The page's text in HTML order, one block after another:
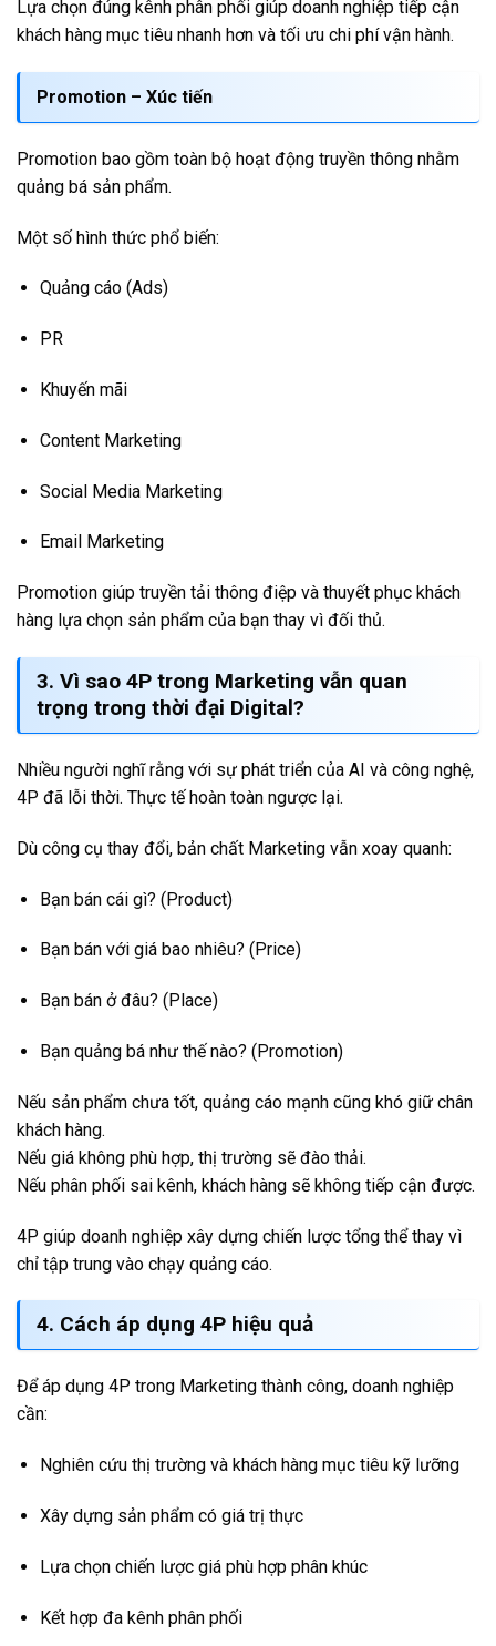
Lựa chọn đúng kênh phân phối giúp doanh nghiệp tiếp cận
khách hàng mục tiêu nhanh hơn và tối ưu chi phí vận hành.
Promotion – Xúc tiến
Promotion bao gồm toàn bộ hoạt động truyền thông nhằm
quảng bá sản phẩm.
Một số hình thức phổ biến:
Quảng cáo (Ads)
PR
Khuyến mãi
Content Marketing
Social Media Marketing
Email Marketing
Promotion giúp truyền tải thông điệp và thuyết phục khách
hàng lựa chọn sản phẩm của bạn thay vì đối thủ.
3. Vì sao 4P trong Marketing vẫn quan
trọng trong thời đại Digital?
Nhiều người nghĩ rằng với sự phát triển của AI và công nghệ,
4P đã lỗi thời. Thực tế hoàn toàn ngược lại.
Dù công cụ thay đổi, bản chất Marketing vẫn xoay quanh:
Bạn bán cái gì? (Product)
Bạn bán với giá bao nhiêu? (Price)
Bạn bán ở đâu? (Place)
Bạn quảng bá như thế nào? (Promotion)
Nếu sản phẩm chưa tốt, quảng cáo mạnh cũng khó giữ chân
khách hàng.
Nếu giá không phù hợp, thị trường sẽ đào thải.
Nếu phân phối sai kênh, khách hàng sẽ không tiếp cận được.
4P giúp doanh nghiệp xây dựng chiến lược tổng thể thay vì
chỉ tập trung vào chạy quảng cáo.
4. Cách áp dụng 4P hiệu quả
Để áp dụng 4P trong Marketing thành công, doanh nghiệp
cần:
Nghiên cứu thị trường và khách hàng mục tiêu kỹ lưỡng
Xây dựng sản phẩm có giá trị thực
Lựa chọn chiến lược giá phù hợp phân khúc
Kết hợp đa kênh phân phối